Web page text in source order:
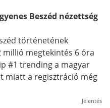
Beszéd nézettség
történetének
millió megtekintés 6 óra
#1 trending a magyar
miatt a regisztráció még
Jelentés